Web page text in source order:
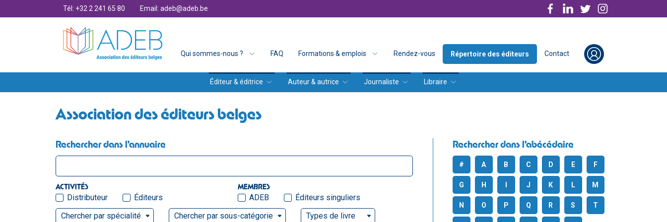
Tél: +32 2 241 65 80 Email: adeb@adeb.be
Qui sommes-nous ? FAQ Formations & emplois Rendez-vous Répertoire des éditeurs Contact
Éditeur & éditrice Auteur & autrice Journaliste Libraire
Association des éditeurs belges
Rechercher dans l'abécédaire
# A B C D E F
G H J K L M
N O P Q R S T
Rechercher dans l'annuaire
ACTIVITÉS
Distributeur Éditeurs
MEMBRES
ADEB
Éditeurs singuliers
Chercher par spécialité
Chercher par sous-catégorie Types de livre